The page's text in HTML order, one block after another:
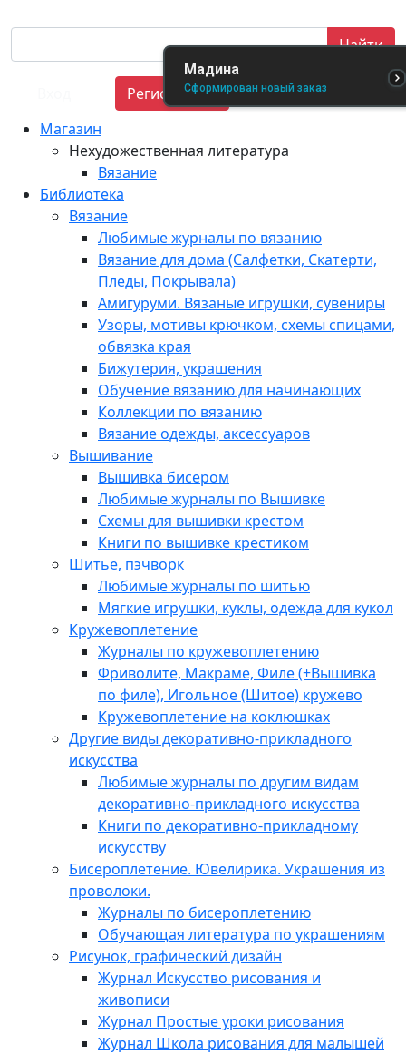
Найти
Регистрация
Магазин
Нехудожественная литература
Вязание
Библиотека
Вязание
Любимые журналы по вязанию
Вязание для дома (Салфетки, Скатерти,
Пледы, Покрывала)
Амигуруми. Вязаные игрушки, сувениры
Узоры, мотивы крючком, схемы спицами,
обвязка края
Бижутерия, украшения
Обучение вязанию для начинающих
Коллекции по вязанию
Вязание одежды, аксессуаров
Вышивание
Вышивка бисером
Любимые журналы по Вышивке
Схемы для вышивки крестом
Книги по вышивке крестиком
Шитье, пэчворк
Любимые журналы по шитью
Мягкие игрушки, куклы, одежда для кукол
Кружевоплетение
Журналы по кружевоплетению
Фриволите, Макраме, Филе (+Вышивка
по филе), Игольное (Шитое) кружево
Кружевоплетение на коклюшках
Другие виды декоративно-прикладного
искусства
Любимые журналы по другим видам
декоративно-прикладного искусства
Книги по декоративно-прикладному
искусству
Бисероплетение. Ювелирика. Украшения из
проволоки.
Журналы по бисероплетению
Обучающая литература по украшениям
Рисунок, графический дизайн
Журнал Искусство рисования и
живописи
Журнал Простые уроки рисования
Журнал Школа рисования для малышей
Мадина
Сформирован новый заказ